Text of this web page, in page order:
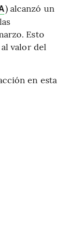
) alcanzó un
Esto
valor del
en esta